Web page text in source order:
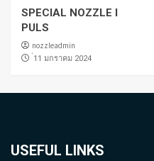
SPECIAL NOZZLE I
PULS
nozzleadmin
่11 มกราคม 2024
USEFUL LINKS